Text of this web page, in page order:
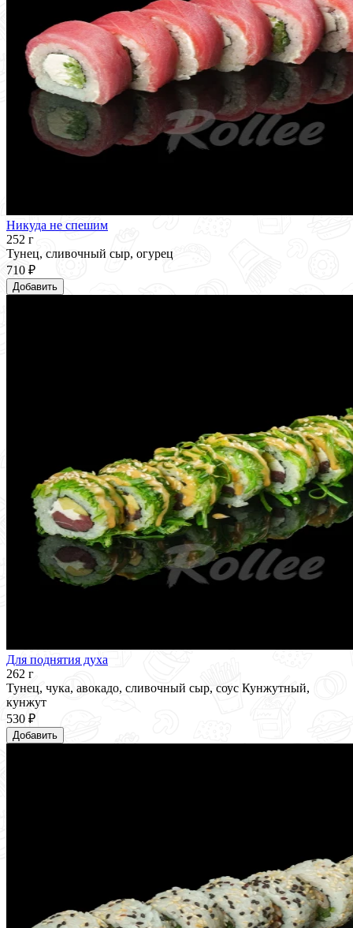
Никуда не спешим
252 г
Тунец, сливочный сыр, огурец
710 ₽
Добавить
Для поднятия духа
262 г
Тунец, чука, авокадо, сливочный сыр, соус Кунжутный,
кунжут
530 ₽
Добавить